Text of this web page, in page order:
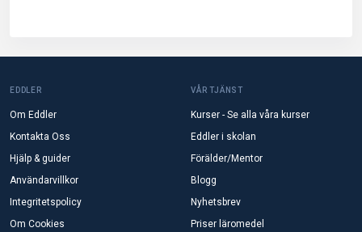
EDDLER
Om Eddler
Kontakta Oss
Hjälp & guider
Användarvillkor
Integritetspolicy
Om Cookies
VÅR TJÄNST
Kurser - Se alla våra kurser
Eddler i skolan
Förälder/Mentor
Blogg
Nyhetsbrev
Priser läromedel